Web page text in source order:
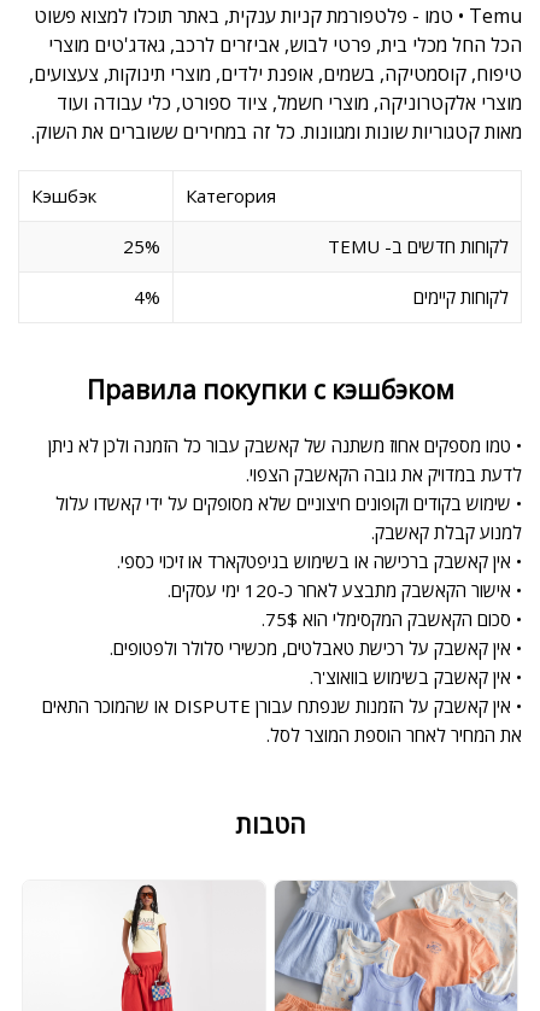
Temu • טמו - פלטפורמת קניות ענקית, באתר תוכלו למצוא פשוט
הכל החל מכלי בית, פרטי לבוש, אביזרים לרכב, גאדג'טים מוצרי
טיפוח, קוסמטיקה, בשמים, אופנת ילדים, מוצרי תינוקות, צעצועים,
מוצרי אלקטרוניקה, מוצרי חשמל, ציוד ספורט, כלי עבודה ועוד
מאות קטגוריות שונות ומגוונות. כל זה במחירים ששוברים את השוק.
Категория
Кэшбэк
לקוחות חדשים ב- TEMU 25%
לקוחות קיימים 4%
Правила покупки с кэшбэком
• טמו מספקים אחוז משתנה של קאשבק עבור כל הזמנה ולכן לא ניתן
לדעת במדויק את גובה הקאשבק הצפוי.
• שימוש בקודים וקופונים חיצוניים שלא מסופקים על ידי קאשדו עלול
למנוע קבלת קאשבק.
• אין קאשבק ברכישה או בשימוש בגיפטקארד או זיכוי כספי.
• אישור הקאשבק מתבצע לאחר כ-120 ימי עסקים.
• סכום הקאשבק המקסימלי הוא 75$.
• אין קאשבק על רכישת טאבלטים, מכשירי סלולר ולפטופים.
• אין קאשבק בשימוש בוואוצ'ר.
• אין קאשבק על הזמנות שנפתח עבורן DISPUTE או שהמוכר התאים
את המחיר לאחר הוספת המוצר לסל.
הטבות